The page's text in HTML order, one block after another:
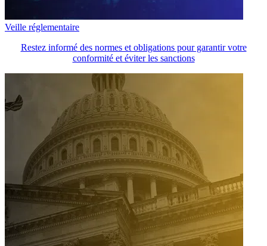
Veille réglementaire
Restez informé des normes et obligations pour garantir votre
conformité et éviter les sanctions